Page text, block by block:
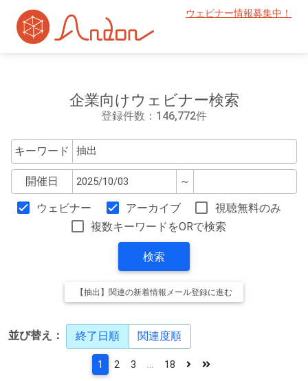
ウェビナー情報募集中！
企業向けウェビナー検索
登録件数：146,772件
キーワード
開催日 ～
ウェビナー アーカイブ
視聴無料のみ
複数キーワードをORで検索
検索
【抽出】関連の新着情報メール登録に進む
並び替え： 終了日順 関連度順
1 2 3 18